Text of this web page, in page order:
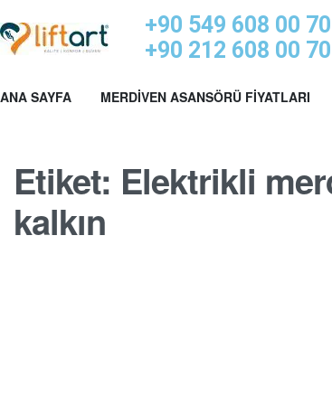
+90 549 608 00 70
+90 212 608 00 70
ANA SAYFA MERDIVEN ASANSÖRÜ FIYATLARI
Etiket: Elektrikli
kalkın